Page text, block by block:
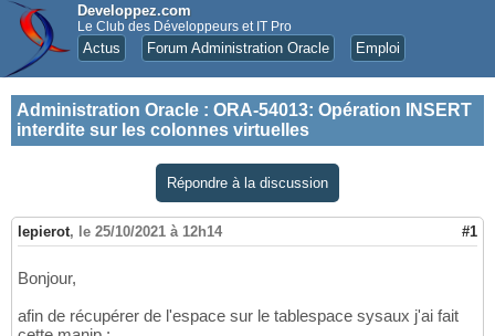
Developpez.com
Le Club des Développeurs et IT Pro
Actus Forum Administration Oracle Emploi
Administration Oracle : ORA-54013: Opération INSERT
interdite sur les colonnes virtuelles
Répondre à la discussion
lepierot, le 25/10/2021 à 12h14 #1
Bonjour,
afin de récupérer de l'espace sur le tablespace sysaux j'ai fait